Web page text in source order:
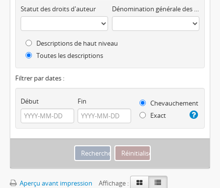
Statut des droits d'auteur Dénomination générale des documents
Descriptions de haut niveau
Toutes les descriptions
Filtrer par dates :
Début Fin
Chevauchement
Exact
Aperçu avant impression
Affichage :